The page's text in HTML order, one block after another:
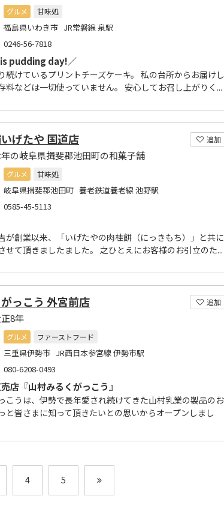
グルメ
甘味処
福島県いわき市 JR常磐線 泉駅
0246-56-7818
pudding day!／
続けているプリントチーズケーキ。 私の台所からお届けし
料などは一切使っていません。 安心してお召し上がりく...
追加
げたや 国道店
の岐阜県揖斐郡池田町の和菓子舗
グルメ
甘味処
岐阜県揖斐郡池田町 養老鉄道養老線 池野駅
0585-45-5113
が創業以来、「いげたやの肉桂餅（にっきもち）」と共に
せて頂きましたました。 之ひとえにお客様のお引立のた...
追加
っこう 外宮前店
8年
グルメ
ファーストフード
三重県伊勢市 JR西日本参宮線 伊勢市駅
080-6208-0493
店『山村みるくがっこう』
こうは、伊勢で長年愛され続けてきた山村乳業の製品のお
と皆さまに知って頂きたいとの思いからオープンしまし
4 5